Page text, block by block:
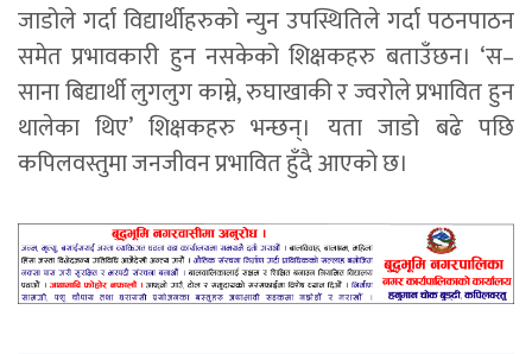
जाडोले गर्दा विद्यार्थीहरुको न्युन उपस्थितिले गर्दा पठनपाठन
समेत प्रभावकारी हुन नसकेको शिक्षकहरु बताउँछन। ‘स–
साना बिद्यार्थी लुगलुग काम्ने, रुघाखाकी र ज्वरोले प्रभावित हुन
थालेका थिए’ शिक्षकहरु भन्छन्। यता जाडो बढे पछि
कपिलवस्तुमा जनजीवन प्रभावित हुँदै आएको छ।